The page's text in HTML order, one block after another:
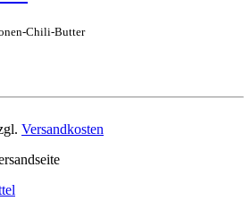
Chili-Butter
Versandkosten